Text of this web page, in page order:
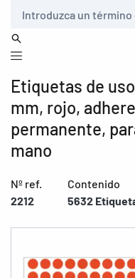
Etiquetas de
mm, rojo,
permanente,
mano
Nº ref.
2212
Contenido
5632